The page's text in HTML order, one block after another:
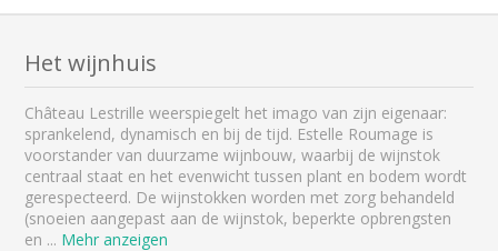
Het wijnhuis
Château Lestrille weerspiegelt het imago van zijn eigenaar:
sprankelend, dynamisch en bij de tijd. Estelle Roumage is
voorstander van duurzame wijnbouw, waarbij de wijnstok
centraal staat en het evenwicht tussen plant en bodem wordt
gerespecteerd. De wijnstokken worden met zorg behandeld
(snoeien aangepast aan de wijnstok, beperkte opbrengsten
en ... Mehr anzeigen